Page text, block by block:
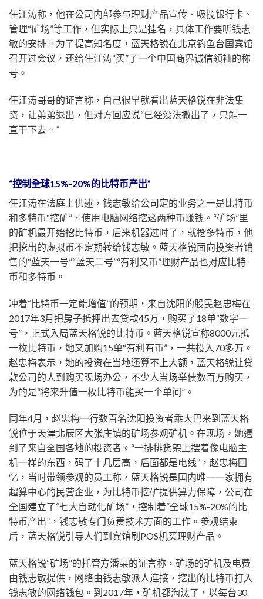
任江涛称，他在公司内部参与理财产品宣传、吸揽银行卡、
管理“矿场”等工作，但实际上只是挂名，具体工作要听钱志
敏的安排。为了提高知名度，蓝天格锐在北京钓鱼台国宾馆
召开过会议，还给任江涛“买”了一个中国商界诚信领袖的称
号。
任江涛哥哥的证言称，自己很早就看出蓝天格锐在非法集
资，让弟弟退出，但对方回应说“已经没法撤出了，只能一
直干下去。”
“控制全球15%-20%的比特币产出”
任江涛在法庭上供述，钱志敏给公司定的业务之一是比特币
和多特币“挖矿”，使用电脑网络挖这两种币赚钱。“矿场”里
的矿机最开始挖比特币，后来机器过时了，就挖多特币，他
把挖出的虚拟币不定期转给钱志敏。蓝天格锐面向投资者销
售的“蓝天一号”“蓝天二号”“有利又币”理财产品也对应比特
币和多特币。
冲着“比特币一定能增值”的预期，来自沈阳的股民赵忠梅在
2017年3月把房子抵押出去贷款45万，购买了18单“数字一
号”，正式入局蓝天格锐的比特币。蓝天格锐宣称8000元抵
一枚比特币，她又加购15单“有利有币”，一共投入70多万。
赵忠梅表示，她的投资在当地还算不上大额，蓝天格锐让贷
款公司的人到购买现场办公，不少人当场举债数百万购买，
为的是“将来升值一枚比特币能买一个单间”。
同年4月，赵忠梅一行数百名沈阳投资者乘大巴来到蓝天格
锐位于天津北辰区大张庄镇的矿场参观矿机。在现场，她遇
到了来自全国各地的投资者。“一排排货架上摆着像电脑主
机一样的东西，码了十几层高，后面都是电线”，赵忠梅回
忆，当时带领参观的员工称，蓝天格锐是国内唯一一家拥有
超算中心的民营企业，为比特币挖矿提供算力保障，公司在
全国建立了“七大自动化矿场”，控制着“全球15%-20%的比
特币产出”，钱志敏专门负责技术方面的工作。参观结束
后，蓝天格锐引导人们到宾馆刷POS机买理财产品。
蓝天格锐“矿场”的托管方潘某的证言称，矿场的矿机及电费
由钱志敏提供，网络由钱志敏派人连接，挖出的比特币打入
钱志敏的网络钱包。到2017年，矿机都淘汰了，以每台30